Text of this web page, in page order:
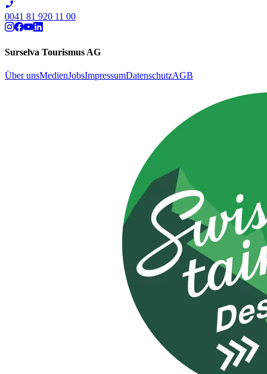
0041 81 920 11 00
Surselva Tourismus AG
Über unsMedienJobsImpressumDatenschutzAGB